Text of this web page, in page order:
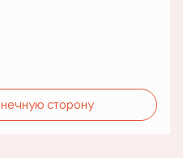
сторону